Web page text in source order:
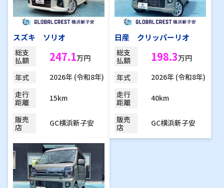
スズキ ソリオ
総支
払額
247.1万円
年式
2026年 (令和8年)
走行
距離
15km
販売
店
GC横浜新子安
日産 クリッパーリオ
総支
払額
198.3万円
年式
2026年 (令和8年)
走行
距離
40km
販売
店
GC横浜新子安